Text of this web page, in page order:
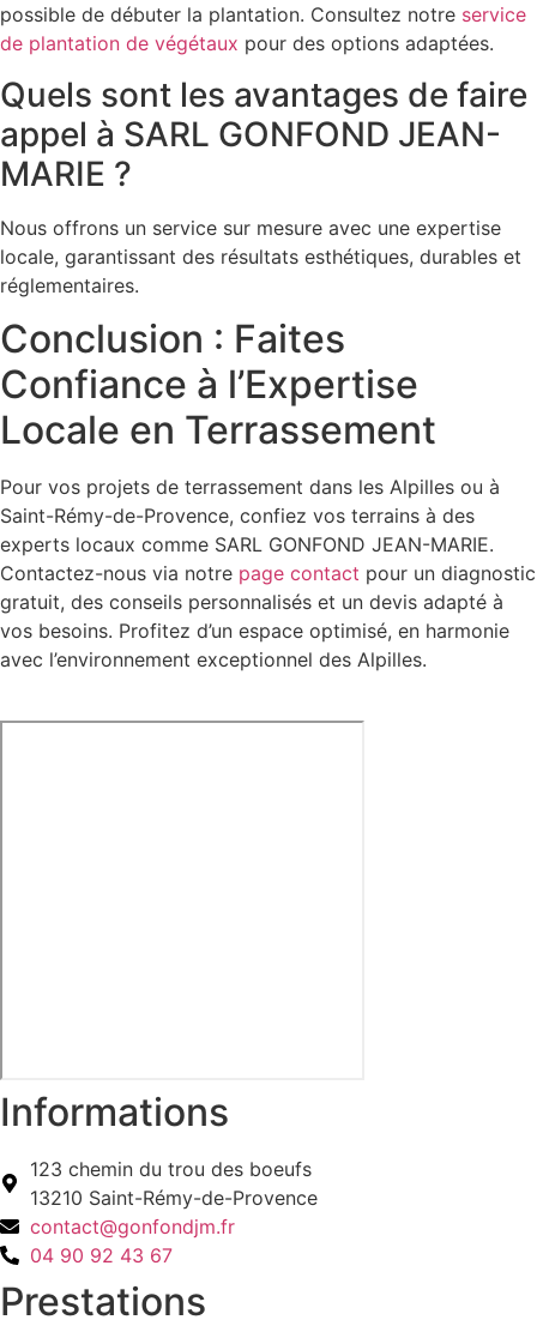
possible de débuter la plantation. Consultez notre service
de plantation de végétaux pour des options adaptées.
Quels sont les avantages de faire
appel à SARL GONFOND JEAN-
MARIE ?
Nous offrons un service sur mesure avec une expertise
locale, garantissant des résultats esthétiques, durables et
réglementaires.
Conclusion : Faites
Confiance à l’Expertise
Locale en Terrassement
Pour vos projets de terrassement dans les Alpilles ou à
Saint-Rémy-de-Provence, confiez vos terrains à des
experts locaux comme SARL GONFOND JEAN-MARIE.
Contactez-nous via notre page contact pour un diagnostic
gratuit, des conseils personnalisés et un devis adapté à
vos besoins. Profitez d’un espace optimisé, en harmonie
avec l’environnement exceptionnel des Alpilles.
Informations
123 chemin du trou des boeufs
13210 Saint-Rémy-de-Provence
contact@gonfondjm.fr
04 90 92 43 67
Prestations